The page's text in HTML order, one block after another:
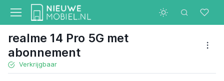
realme 14 Pro 5G met
abonnement
Verkrijgbaar